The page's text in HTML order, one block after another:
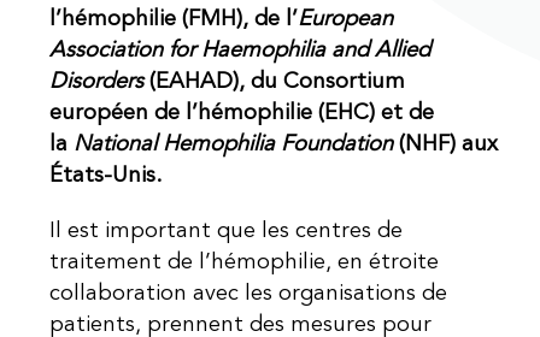
l’hémophilie (FMH), de l’European
Association for Haemophilia and Allied
Disorders(EAHAD), du Consortium
européen de l’hémophilie (EHC) et de
la National Hemophilia Foundation(NHF) aux
États-Unis.
Il est important que les centres de
traitement de l’hémophilie, en étroite
collaboration avec les organisations de
patients, prennent des mesures pour